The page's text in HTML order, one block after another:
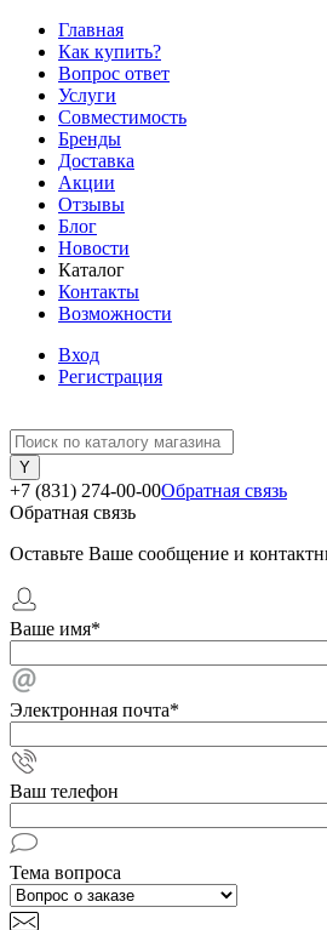
Главная
Как купить?
Вопрос ответ
Услуги
Совместимость
Бренды
Доставка
Акции
Отзывы
Блог
Новости
Каталог
Контакты
Возможности
Вход
Регистрация
+7 (831) 274-00-00Обратная связь
Обратная связь
Оставьте Ваше сообщение и
Ваше имя*
Электронная почта*
Ваш телефон
Тема вопроса